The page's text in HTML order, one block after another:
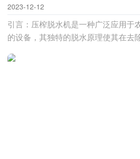
2023-12-12
引言：压榨脱水机是一种广泛应用于
的设备，其独特的脱水原理使其在去
析其工作过程及应用领域。一、压榨